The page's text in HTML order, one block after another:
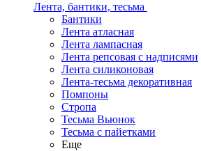
Лента, бантики, тесьма
Бантики
Лента атласная
Лента лампасная
Лента репсовая с надписями
Лента силиконовая
Лента-тесьма декоративная
Помпоны
Стропа
Тесьма Вьюнок
Тесьма с пайетками
Еще